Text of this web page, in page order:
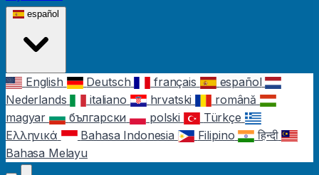
español
English Deutsch français
español
Nederlands
italiano hrvatski
română
magyar
български polski
Türkçe
Ελληνικά
Bahasa Indonesia Filipino
हिन्दी
Bahasa Melayu